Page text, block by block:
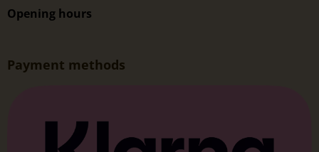
Opening hours
Payment methods